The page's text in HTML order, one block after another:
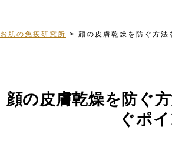
お肌の免疫研究所 顔の皮膚乾燥を防ぐ方
顔の皮膚乾燥を防ぐ
ぐポ